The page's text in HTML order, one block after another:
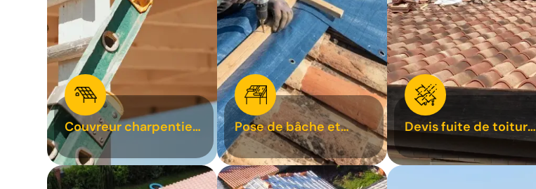
Couvreur charpentier
31
Pose de bâche et
bâchage de toiture 31
Devis fuite de toiture
31